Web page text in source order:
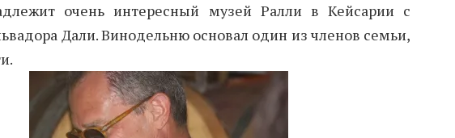
очень интересный музей Ралли в Кейсарии с
Дали. Винодельню основал один из членов семьи,